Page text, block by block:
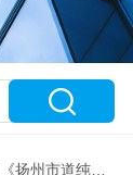
道纯试验机械厂》